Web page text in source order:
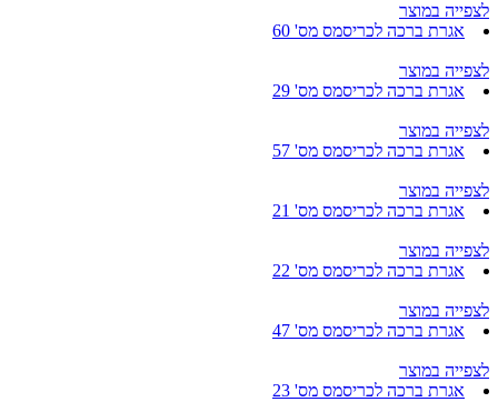
לצפייה במוצר
אגרת ברכה לכריסמס מס' 60
לצפייה במוצר
אגרת ברכה לכריסמס מס' 29
לצפייה במוצר
אגרת ברכה לכריסמס מס' 57
לצפייה במוצר
אגרת ברכה לכריסמס מס' 21
לצפייה במוצר
אגרת ברכה לכריסמס מס' 22
לצפייה במוצר
אגרת ברכה לכריסמס מס' 47
לצפייה במוצר
אגרת ברכה לכריסמס מס' 23